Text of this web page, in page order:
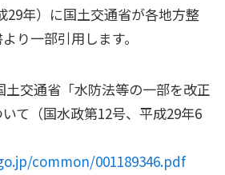
29年）に国土交通省が各地方整
り一部引用します。
交通省「水防法等の一部を改正
て（国水政第12号、平成29年6
common/001189346.pdf